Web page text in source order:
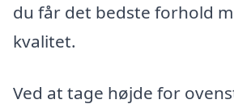
du får det bedste forhold
kvalitet.
Ved at tage højde for